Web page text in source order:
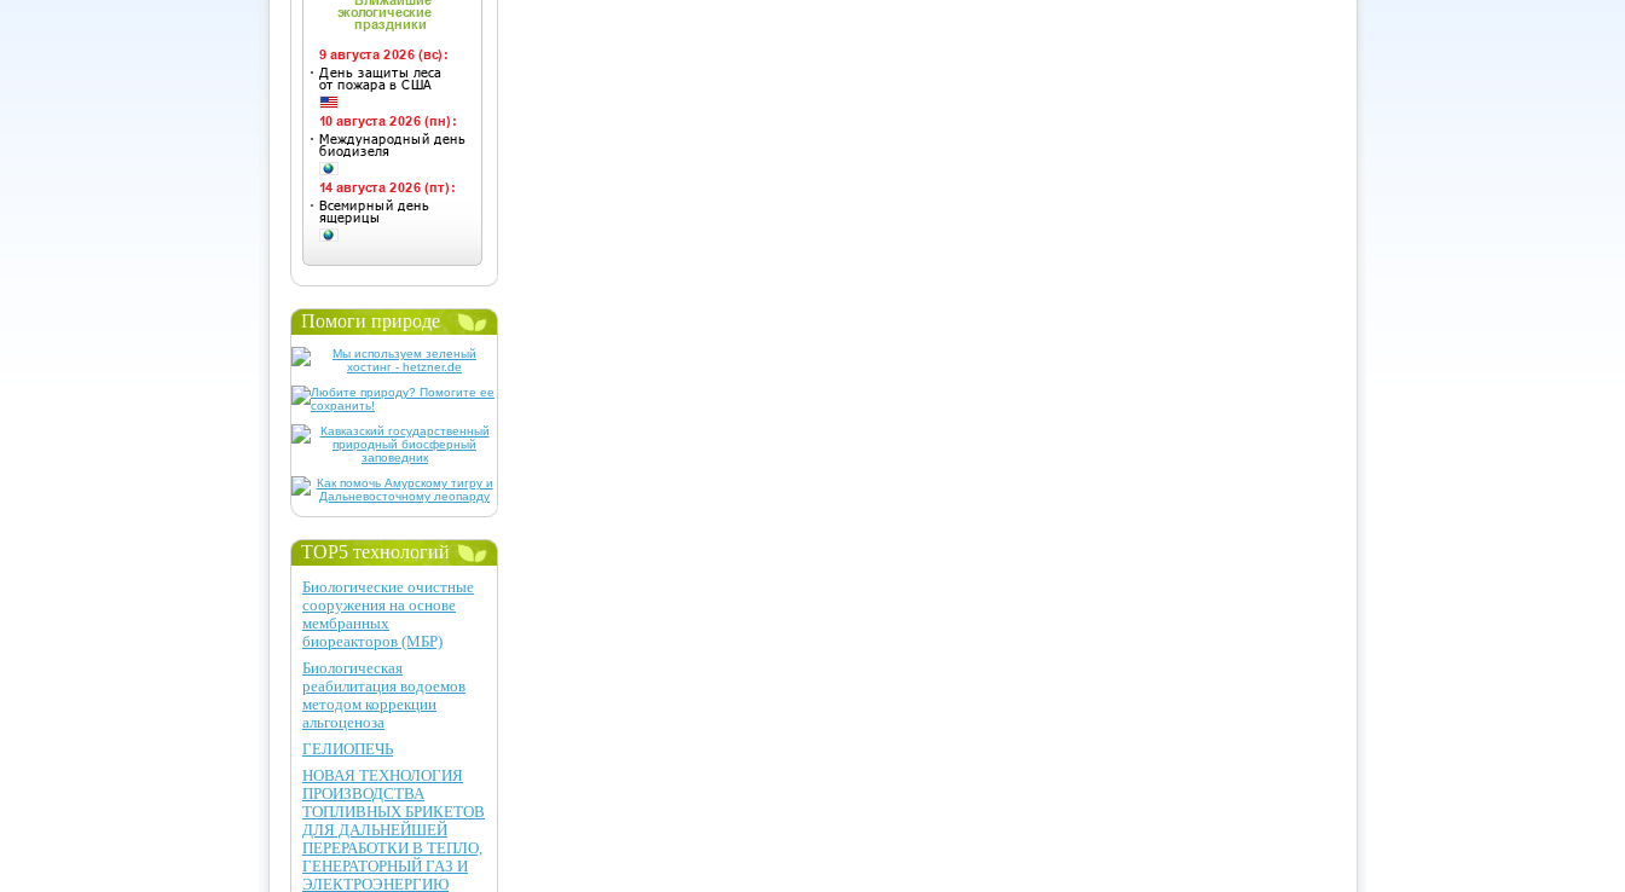
Помоги природе
TOP5 технологий
Биологические очистные
сооружения на основе
мембранных
биореакторов (МБР)
Биологическая
реабилитация водоемов
методом коррекции
альгоценоза
ГЕЛИОПЕЧЬ
НОВАЯ ТЕХНОЛОГИЯ
ПРОИЗВОДСТВА
ТОПЛИВНЫХ БРИКЕТОВ
ДЛЯ ДАЛЬНЕЙШЕЙ
ПЕРЕРАБОТКИ В ТЕПЛО,
ГЕНЕРАТОРНЫЙ ГАЗ И
ЭЛЕКТРОЭНЕРГИЮ